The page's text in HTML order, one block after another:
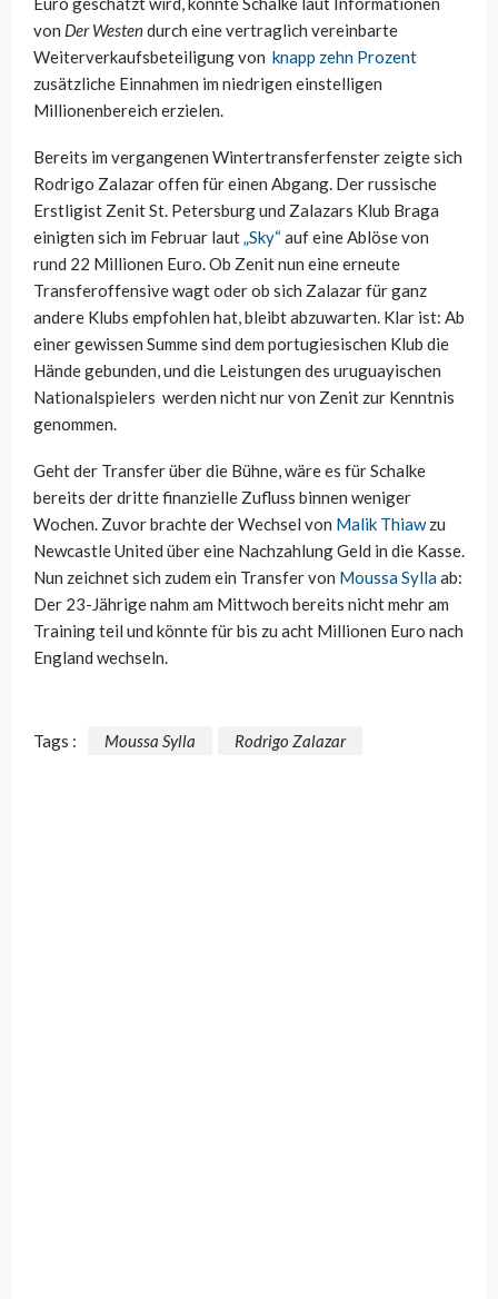
von Der Westendurch eine vertraglich vereinbarte
Weiterverkaufsbeteiligung von knapp zehn Prozent
zusätzliche Einnahmen im niedrigen einstelligen
Millionenbereich erzielen.
Bereits im vergangenen Wintertransferfenster zeigte sich
Rodrigo Zalazar offen für einen Abgang. Der russische
Erstligist Zenit St. Petersburg und Zalazars Klub Braga
einigten sich im Februar laut„Sky“auf eine Ablöse von
rund 22 Millionen Euro. Ob Zenit nun eine erneute
Transferoffensive wagt oder ob sich Zalazar für ganz
andere Klubs empfohlen hat, bleibt abzuwarten. Klar ist: Ab
einer gewissen Summe sind dem portugiesischen Klub die
Hände gebunden, und die Leistungen des uruguayischen
Nationalspielers werden nicht nur von Zenit zur Kenntnis
genommen.
Geht der Transfer über die Bühne, wäre es für Schalke
bereits der dritte finanzielle Zufluss binnen weniger
Wochen. Zuvor brachte der Wechsel von Malik Thiawzu
Newcastle United über eine Nachzahlung Geld in die Kasse.
Nun zeichnet sich zudem ein Transfer von Moussa Syllaab:
Der 23-Jährige nahm am Mittwoch bereits nicht mehr am
Training teil und könnte für bis zu acht Millionen Euro nach
England wechseln.
Tags : Moussa Sylla Rodrigo Zalazar